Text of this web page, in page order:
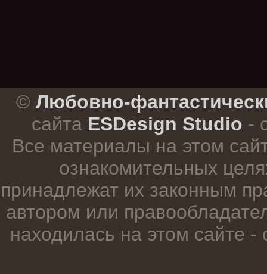
© Любовно-
сайта ESDesign Studio -
Все материалы на этом
ознакомительных
принадлежат их законным
автором или
находилась на этом сайте